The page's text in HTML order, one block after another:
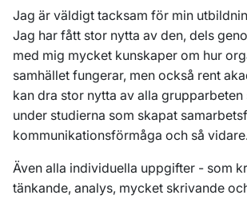
Jag är väldigt tacksam för min
Jag har fått stor nytta av den, dels
med mig mycket kunskaper om hur
samhället fungerar, men också rent
kan dra stor nytta av alla grupparbeten
under studierna som skapat
kommunikationsförmåga och så
Även alla individuella uppgifter - som
tänkande, analys, mycket skrivande